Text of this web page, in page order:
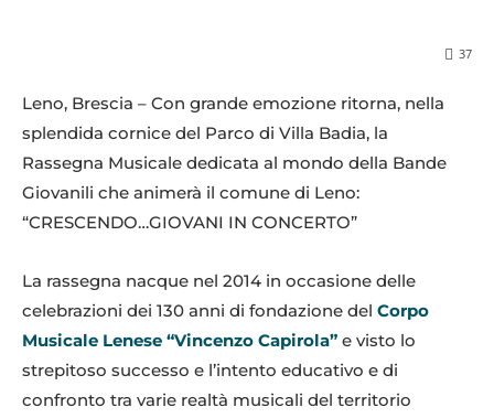
37
Leno, Brescia – Con grande emozione ritorna, nella
splendida cornice del Parco di Villa Badia, la
Rassegna Musicale dedicata al mondo della Bande
Giovanili che animerà il comune di Leno:
“CRESCENDO…GIOVANI IN CONCERTO”
La rassegna nacque nel 2014 in occasione delle
celebrazioni dei 130 anni di fondazione del Corpo
Musicale Lenese “Vincenzo Capirola” e visto lo
strepitoso successo e l’intento educativo e di
confronto tra varie realtà musicali del territorio